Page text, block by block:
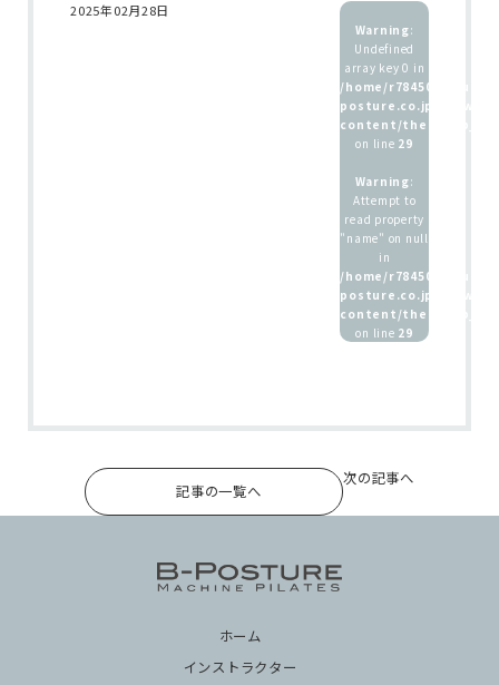
養成講座 / 採用情報
2025年02月28日
Warning:
Undefined
array key 0 in
/home/r7845083/
posture.co.jp/wp/wp-
content/themes/
on line 29
Warning:
Attempt to
read property
"name" on null
in
/home/r7845083/
posture.co.jp/wp/wp-
content/themes/
on line 29
記事の一覧へ
次の記事へ
ホーム
インストラクター